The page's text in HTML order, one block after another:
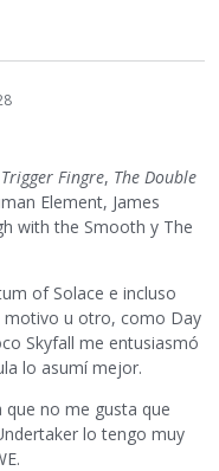
Trigger Fingre, The Double
Element, James
with the Smooth y The
of Solace e incluso
motivo u otro, como Day
Skyfall me entusiasmó
lo asumí mejor.
que no me gusta que
lo tengo muy